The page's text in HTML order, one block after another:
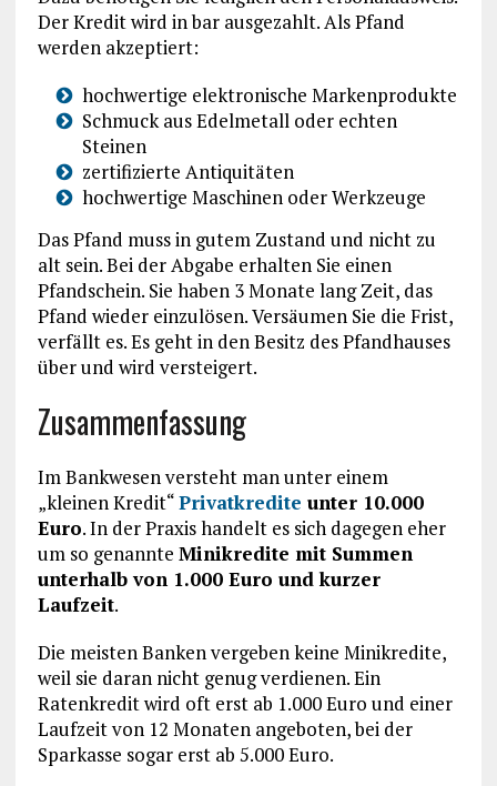
Der Kredit wird in bar ausgezahlt. Als Pfand
werden akzeptiert:
hochwertige elektronische Markenprodukte
Schmuck aus Edelmetall oder echten
Steinen
zertifizierte Antiquitäten
hochwertige Maschinen oder Werkzeuge
Das Pfand muss in gutem Zustand und nicht zu
alt sein. Bei der Abgabe erhalten Sie einen
Pfandschein. Sie haben 3 Monate lang Zeit, das
Pfand wieder einzulösen. Versäumen Sie die Frist,
verfällt es. Es geht in den Besitz des Pfandhauses
über und wird versteigert.
Zusammenfassung
Im Bankwesen versteht man unter einem
„kleinen Kredit“Privatkredite unter 10.000
Euro. In der Praxis handelt es sich dagegen eher
um so genannte Minikredite mit Summen
unterhalb von 1.000 Euro und kurzer
Laufzeit.
Die meisten Banken vergeben keine Minikredite,
weil sie daran nicht genug verdienen. Ein
Ratenkredit wird oft erst ab 1.000 Euro und einer
Laufzeit von 12 Monaten angeboten, bei der
Sparkasse sogar erst ab 5.000 Euro.